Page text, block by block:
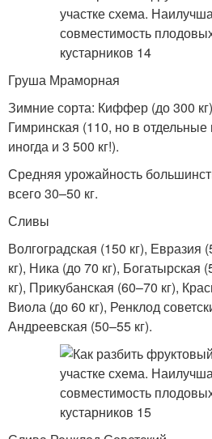
Груша Мраморная
Зимние сорта: Киффер (до 300
Гимринская (110, но в
иногда и 3 500 кг!).
Средняя урожайность
всего 30–50 кг.
Сливы
Волгоградская (150 кг), Евразия
кг), Ника (до 70 кг), Богатырская
кг), Прикубанская (60–70 кг),
Виола (до 60 кг), Ренклод
Андреевская (50–55 кг).